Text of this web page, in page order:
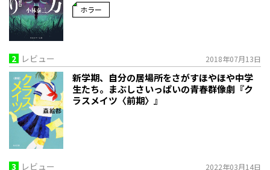
ホラー
2 レビュー 2018年07月13日
新学期、自分の居場所をさがすほやほや中学
生たち。まぶしさいっぱいの青春群像劇『ク
ラスメイツ〈前期〉』
3 レビュー 2022年03月14日